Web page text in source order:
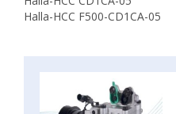
Halla-HCC F500-CD1CA-05